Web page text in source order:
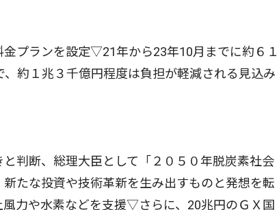
プランを設定▽21年から23年10月までに約６１
約１兆３千億円程度は負担が軽減される見込み
判断、総理大臣として「２０５０年脱炭素社会
たな投資や技術革新を生み出すものと発想を転
力や水素などを支援▽さらに、20兆円のＧＸ国